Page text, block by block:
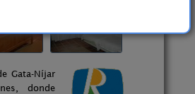
Gata-Níjar
donde